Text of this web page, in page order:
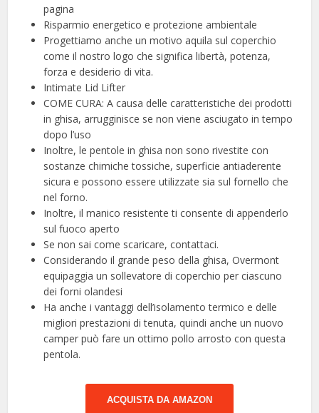
pagina
Risparmio energetico e protezione ambientale
Progettiamo anche un motivo aquila sul coperchio
come il nostro logo che significa libertà, potenza,
forza e desiderio di vita.
Intimate Lid Lifter
COME CURA: A causa delle caratteristiche dei prodotti
in ghisa, arrugginisce se non viene asciugato in tempo
dopo l’uso
Inoltre, le pentole in ghisa non sono rivestite con
sostanze chimiche tossiche, superficie antiaderente
sicura e possono essere utilizzate sia sul fornello che
nel forno.
Inoltre, il manico resistente ti consente di appenderlo
sul fuoco aperto
Se non sai come scaricare, contattaci.
Considerando il grande peso della ghisa, Overmont
equipaggia un sollevatore di coperchio per ciascuno
dei forni olandesi
Ha anche i vantaggi dell’isolamento termico e delle
migliori prestazioni di tenuta, quindi anche un nuovo
camper può fare un ottimo pollo arrosto con questa
pentola.
ACQUISTA DA AMAZON